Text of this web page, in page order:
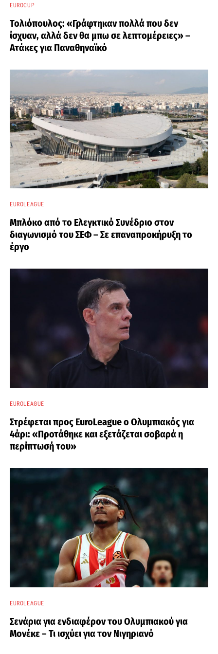
EUROCUP
Τολιόπουλος: «Γράφτηκαν πολλά που δεν
ίσχυαν, αλλά δεν θα μπω σε λεπτομέρειες» –
Ατάκες για Παναθηναϊκό
EUROLEAGUE
Μπλόκο από το Ελεγκτικό Συνέδριο στον
διαγωνισμό του ΣΕΦ – Σε επαναπροκήρυξη το
έργο
EUROLEAGUE
Στρέφεται προς EuroLeague ο Ολυμπιακός για
4άρι: «Προτάθηκε και εξετάζεται σοβαρά η
περίπτωσή του»
EUROLEAGUE
Σενάρια για ενδιαφέρον του Ολυμπιακού για
Μονέκε – Τι ισχύει για τον Νιγηριανό